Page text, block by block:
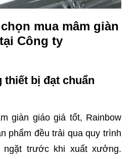
mua mâm giàn
Công ty
thiết bị đạt chuẩn
giàn giáo giá tốt, Rainbow
phẩm đều trải qua quy trình
ngặt trước khi xuất xưởng.